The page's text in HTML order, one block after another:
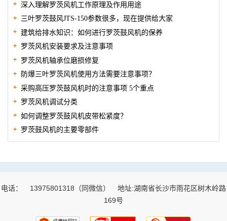
深入理解罗茨风机工作原理及作用用途
三叶罗茨鼓风JTS-150参数很多，现在提供给大家
建筑给排水知识：如何进行罗茨鼓风机的保养
罗茨风机安装要求及注意事项
罗茨风机轴承位磨损修复
防爆三叶罗茨风机使用方法需要注意事项？
采购高压罗茨鼓风机时的注意事项 5个重点
罗茨风机调试分类
如何调整罗茨鼓风机皮带松紧度？
罗茨鼓风机的主要零部件
电话： 13975801318（同微信）
地址:湖南省长沙市雨花区树木岭路
169号